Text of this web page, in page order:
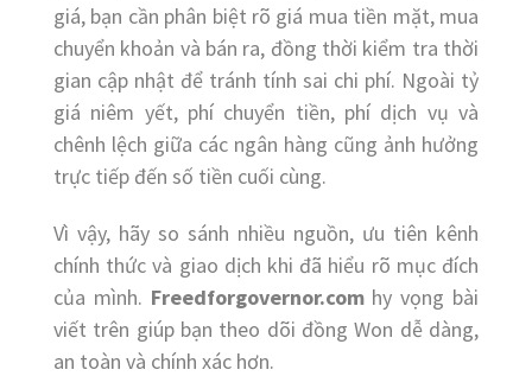
giá, bạn cần phân biệt rõ giá mua tiền mặt, mua
chuyển khoản và bán ra, đồng thời kiểm tra thời
gian cập nhật để tránh tính sai chi phí. Ngoài tỷ
giá niêm yết, phí chuyển tiền, phí dịch vụ và
chênh lệch giữa các ngân hàng cũng ảnh hưởng
trực tiếp đến số tiền cuối cùng.
Vì vậy, hãy so sánh nhiều nguồn, ưu tiên kênh
chính thức và giao dịch khi đã hiểu rõ mục đích
của mình. Freedforgovernor.comhy vọng bài
viết trên giúp bạn theo dõi đồng Won dễ dàng,
an toàn và chính xác hơn.